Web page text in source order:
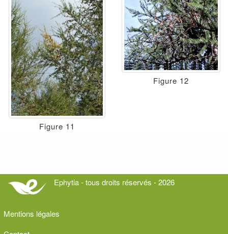
Figure 11
Figure 12
Ephytia - tous droits réservés - 2026
Mentions légales